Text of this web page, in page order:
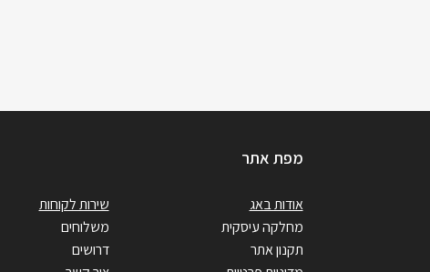
מפת אתר
אודות באג
מחלקה עיסקית
תקנון אתר
שירות לקוחות
משלוחים
דרושים